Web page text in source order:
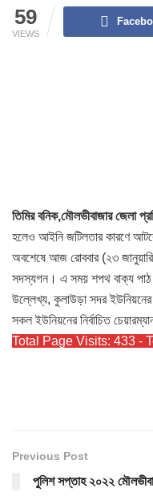
59
VIEWS
তিমির বনিক,মৌলভীবাজার জেলা
হলেও আইনি জটিলতার কারণে
অবশেষে আজ রোববার (২৩ জানুয়ারি
সদস্যগন। এ সময় শপথ বাক্য পাঠ
উল্লেখ্য, কুলাউড়া সদর ইউনিয়নের
সকল ইউনিয়নের নির্বাচিত
Total Page Visits: 433 -
Previous Post
পুলিশ সপ্তাহ ২০২২